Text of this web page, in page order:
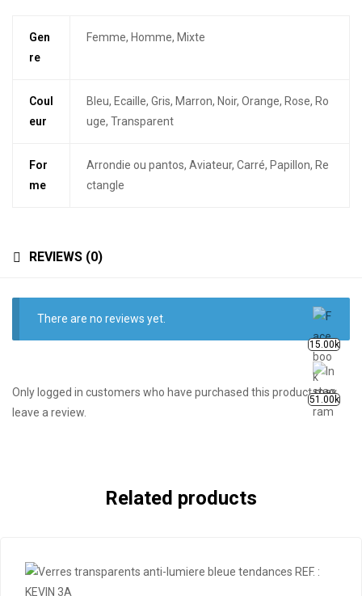
Gen
re
Femme, Homme, Mixte
Coul
eur
Bleu, Ecaille, Gris, Marron, Noir, Orange, Rose, Ro
uge, Transparent
For
me
Arrondie ou pantos, Aviateur, Carré, Papillon, Re
ctangle
REVIEWS (0)
There are no reviews yet.
Only logged in customers who have purchased this product may
leave a review.
Related products
15.00k
51.00k